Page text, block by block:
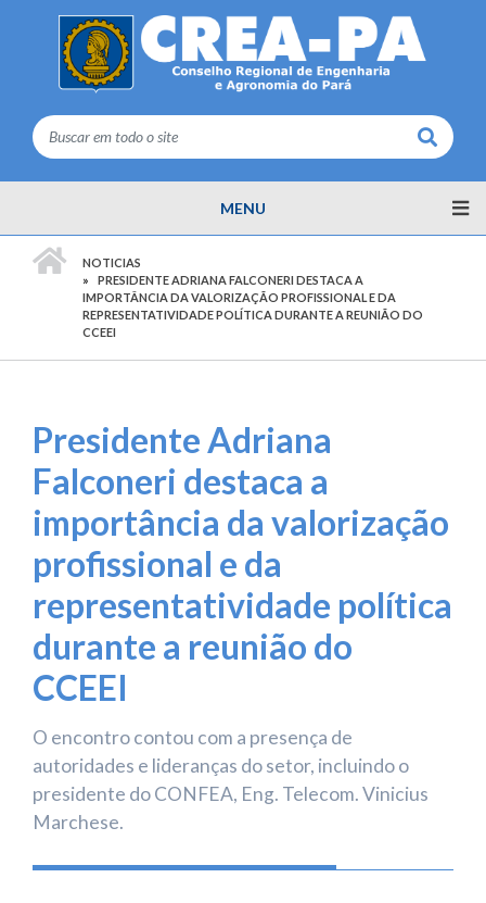
Buscar
MENU
NOTICIAS
PRESIDENTE ADRIANA FALCONERI DESTACA A
IMPORTÂNCIA DA VALORIZAÇÃO PROFISSIONAL E DA
REPRESENTATIVIDADE POLÍTICA DURANTE A REUNIÃO DO
CCEEI
Presidente Adriana
Falconeri destaca a
importância da valorização
profissional e da
representatividade política
durante a reunião do
CCEEI
O encontro contou com a presença de
autoridades e lideranças do setor, incluindo o
presidente do CONFEA, Eng. Telecom. Vinicius
Marchese.